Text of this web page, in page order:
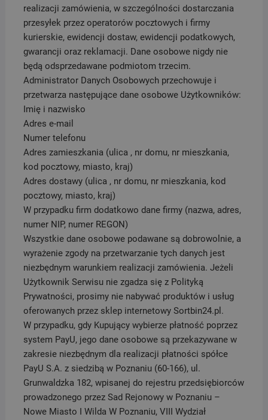
realizacji zamówienia, w szczególności dostarczania
przesyłek przez operatorów pocztowych i firmy
kurierskie, ewidencji dostaw, ewidencji podatkowych,
gwarancji oraz reklamacji. Dane osobowe nigdy nie
będą odsprzedawane podmiotom trzecim.
Administrator Danych Osobowych przechowuje i
przetwarza następujące dane osobowe Użytkowników:
Imię i nazwisko
Adres e-mail
Numer telefonu
Adres zamieszkania (ulica , nr domu, nr mieszkania,
kod pocztowy, miasto, kraj)
Adres dostawy (ulica , nr domu, nr mieszkania, kod
pocztowy, miasto, kraj)
W przypadku firm dodatkowo dane firmy (nazwa, adres,
numer NIP, numer REGON)
Wszystkie dane osobowe podawane są dobrowolnie, a
wyrażenie zgody na przetwarzanie tych danych jest
niezbędnym warunkiem realizacji zamówienia. Jeżeli
Użytkownik Serwisu nie zgadza się z Polityką
Prywatności, prosimy nie nabywać produktów i usług
oferowanych przez sklep internetowy Sortbin24.pl.
W przypadku, gdy Kupujący wybierze płatność poprzez
system PayU, jego dane osobowe są przekazywane w
zakresie niezbędnym dla realizacji płatności spółce
PayU S.A. z siedzibą w Poznaniu (60-166), ul.
Grunwaldzka 182, wpisanej do rejestru przedsiębiorców
prowadzonego przez Sad Rejonowy w Poznaniu –
Nowe Miasto I Wilda W Poznaniu, VIII Wydział